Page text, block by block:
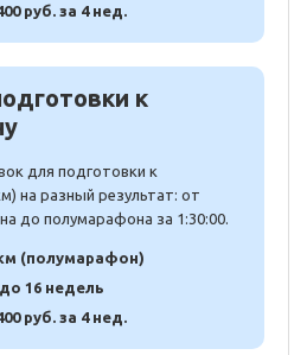
руб. за 4 нед.
к
для подготовки к
на разный результат: от
до полумарафона за 1:30:00.
(полумарафон)
16 недель
руб. за 4 нед.